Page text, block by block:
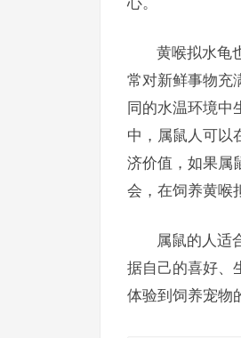
黄喉拟水龟
常对新鲜事物充
同的水温环境中
中，属鼠人可以
济价值，如果属
会，在饲养黄喉
属鼠的人适
据自己的喜好、
体验到饲养宠物